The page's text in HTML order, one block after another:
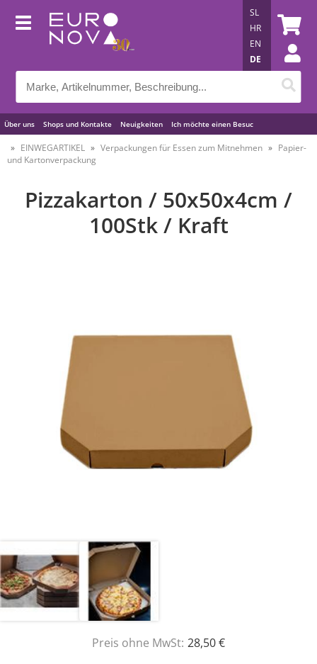
Über uns Shops und Kontakte Neuigkeiten Ich möchte einen Besuc
Nützliche Tipps
SL
HR
EN
DE
EINWEGARTIKEL Verpackungen für Essen zum Mitnehmen
Papier-
und Kartonverpackung
Pizzakarton / 50x50x4cm /
100Stk / Kraft
Preis ohne MwSt: 28,50 €